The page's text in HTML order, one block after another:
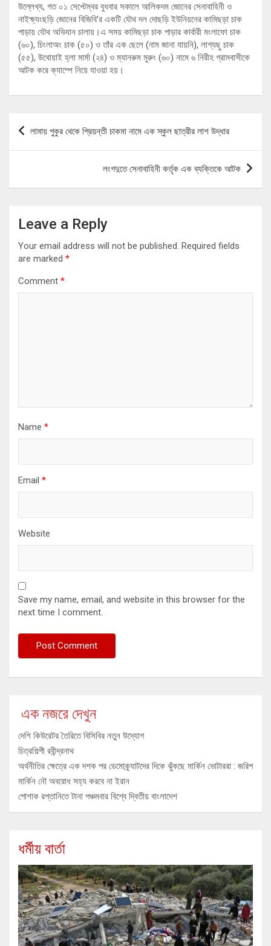
উল্লেখ্য, গত ০১ সেপ্টেম্বর বুধবার সকালে আলিকদম জোনের সেনাবাহিনী ও
নাইক্ষ্যংছড়ি জোনের বিজিবি’র একটি যৌথ দল দোছড়ি ইউনিয়নের কামিছড়া চাক
পাড়ায় যৌথ অভিযান চালায়।এ সময় কামিছড়া চাক পাড়ার কার্বারী মংলাফো চাক
(৬০), চিংলাঅং চাক (৫০) ও তাঁর এক ছেলে (নাম জানা যায়নি), লাগ্যছু চাক
(৫৫), উথোয়াই হ্লা মার্মা (২৪) ও ম্যানরুম মুরুং (৬০) নামে ৬ নিরীহ গ্রামবাসীকে
আটক করে ক্যাম্পে নিয়ে যাওয়া হয়।
Post
navigation
লামায় পুকুর থেকে প্রিয়ন্তী চাকমা নামে এক স্কুল ছাত্রীর লাশ উদ্ধার
লংগদুতে সেনাবাহিনী কর্তৃক এক ব্যক্তিকে আটক
Leave a Reply
Your email address will not be published. Required fields
are marked *
Comment *
Name *
Email *
Website
Save my name, email, and website in this browser for the
next time I comment.
এক নজরে দেখুন
দেশি কিউরেটর তৈরিতে বিসিবির নতুন উদ্যোগ
চিত্রশিল্পী রবীন্দ্রনাথ
অর্থনীতির ক্ষেত্রে এক দশক পর ডেমোক্র্যাটদের দিকে ঝুঁকছে মার্কিন ভোটাররা : জরিপ
মার্কিন নৌ অবরোধ সহ্য করবে না ইরান
পোশাক রপ্তানিতে টানা পঞ্চমবার বিশ্বে দ্বিতীয় বাংলাদেশ
ধর্মীয় বার্তা